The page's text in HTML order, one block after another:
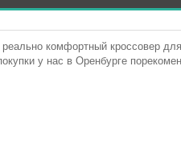
комфортный кроссовер
у нас в Оренбурге